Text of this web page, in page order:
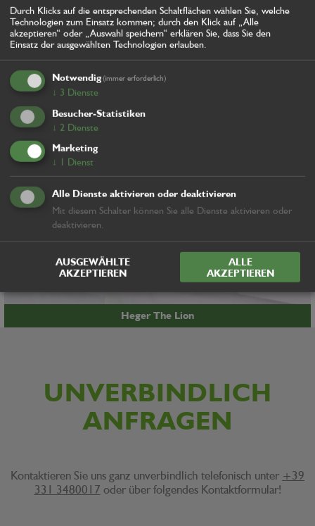
Heger The Tiger
Heger The Lion
UNVERBINDLICH
ANFRAGEN
Kontaktieren Sie uns ganz unverbindlich telefonisch unter +39
331 3480017 oder über folgendes Kontaktformular!
Durch Klicks auf die entsprechenden Schaltflächen wählen Sie, welche
Technologien zum Einsatz kommen; durch den Klick auf „Alle
akzeptieren“ oder „Auswahl speichern“ erklären Sie, dass Sie den
Einsatz der ausgewählten Technologien erlauben.
Notwendig(immer erforderlich)
↓ 3 Dienste
Besucher-Statistiken
↓ 2 Dienste
Marketing
↓ 1 Dienst
Alle Dienste aktivieren oder deaktivieren
Mit diesem Schalter können Sie alle Dienste aktivieren oder
deaktivieren.
AUSGEWÄHLTE
AKZEPTIEREN
ALLE
AKZEPTIEREN